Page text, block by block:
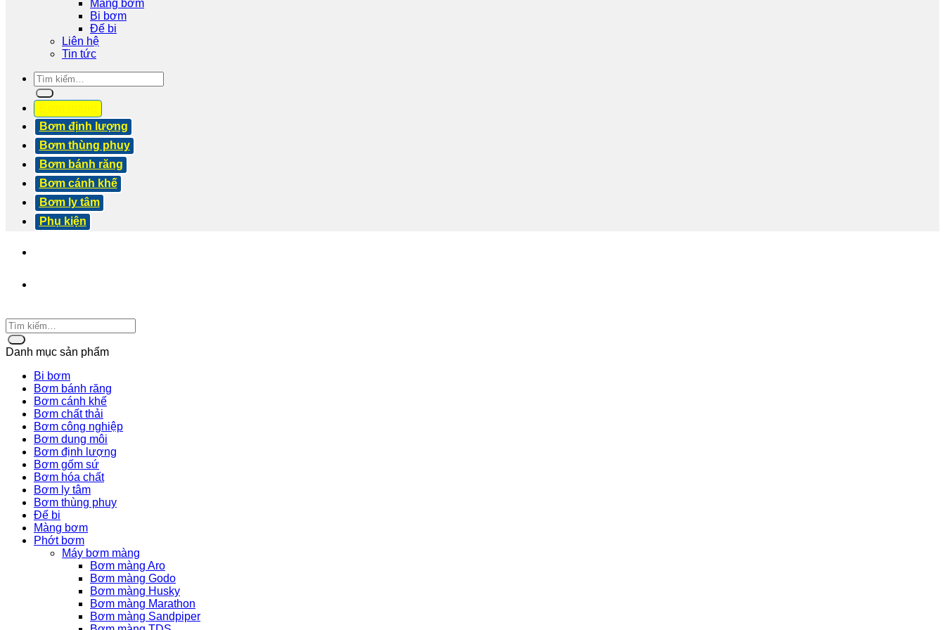
Màng bơm
Bi bơm
Đế bi
Liên hệ
Tin tức
Tìm
kiếm:
Bơm định lượng
Bơm thùng phuy
Bơm bánh răng
Bơm cánh khế
Bơm ly tâm
Phụ kiện
Danh mục sản phẩm
Bi bơm
Bơm bánh răng
Bơm cánh khế
Bơm chất thải
Bơm công nghiệp
Bơm dung môi
Bơm định lượng
Bơm gốm sứ
Bơm hóa chất
Bơm ly tâm
Bơm thùng phuy
Đế bi
Màng bơm
Phớt bơm
Máy bơm màng
Bơm màng Aro
Bơm màng Godo
Bơm màng Husky
Bơm màng Marathon
Bơm màng Sandpiper